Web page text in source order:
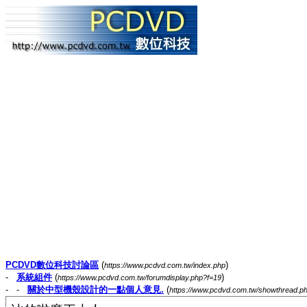
PCDVD數位科技討論區 (https://www.pcdvd.com.tw/index.php)
- 系統組件 (https://www.pcdvd.com.tw/forumdisplay.php?f=19)
- -
關於中型機殼設計的一點個人意見. (https://www.pcdvd.com.tw/